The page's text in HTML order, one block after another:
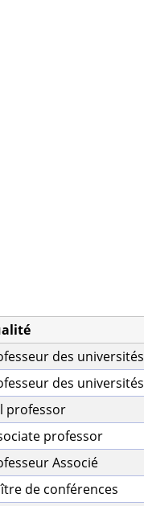
des universités
des universités
professor
professor
Associé
de conférences